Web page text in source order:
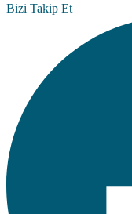
Bizi Takip Et